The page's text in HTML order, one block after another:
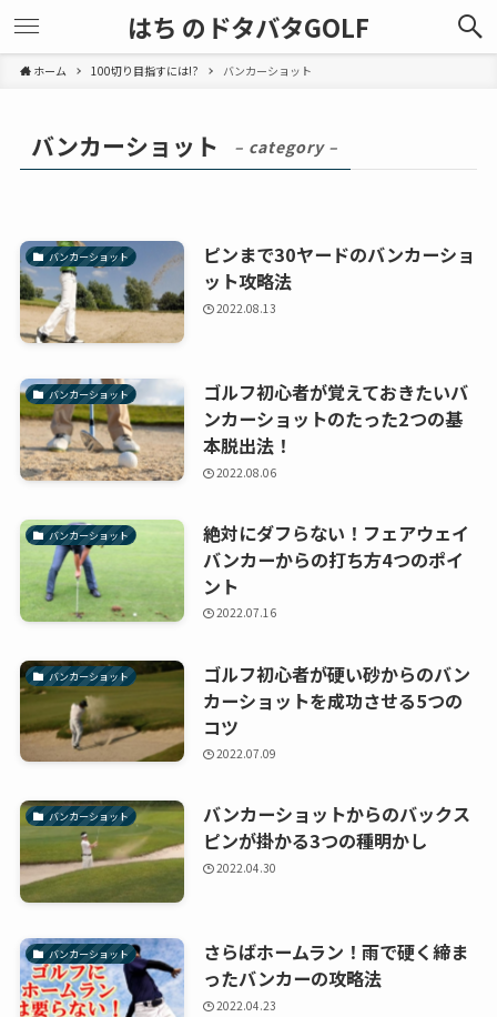
はち のドタバタGOLF
ホーム 100切り目指すには!? バンカーショット
バンカーショット – category –
バンカーショット
ピンまで30ヤードのバンカーショ
ット攻略法
2022.08.13
バンカーショット
ゴルフ初心者が覚えておきたいバ
ンカーショットのたった2つの基
本脱出法！
2022.08.06
バンカーショット
絶対にダフらない！フェアウェイ
バンカーからの打ち方4つのポイ
ント
2022.07.16
バンカーショット
ゴルフ初心者が硬い砂からのバン
カーショットを成功させる5つの
コツ
2022.07.09
バンカーショット
バンカーショットからのバックス
ピンが掛かる3つの種明かし
2022.04.30
バンカーショット
さらばホームラン！雨で硬く締ま
ったバンカーの攻略法
2022.04.23